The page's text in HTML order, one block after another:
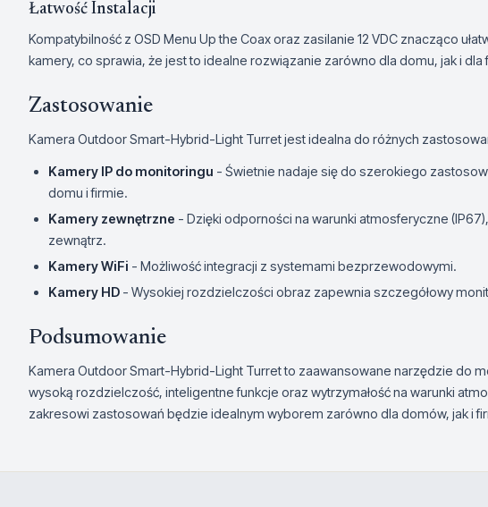
Łatwość Instalacji
Kompatybilność z OSD Menu Up the Coax oraz zasilanie 12 VDC znacząco
kamery, co sprawia, że jest to idealne rozwiązanie zarówno dla domu, jak i dla
Zastosowanie
Kamera Outdoor Smart-Hybrid-Light Turret jest idealna do różnych
Kamery IP do monitoringu - Świetnie nadaje się do szerokiego
domu i firmie.
Kamery zewnętrzne - Dzięki odporności na warunki atmosferyczne
zewnątrz.
Kamery WiFi - Możliwość integracji z systemami bezprzewodowymi.
Kamery HD - Wysokiej rozdzielczości obraz zapewnia szczegółowy
Podsumowanie
Kamera Outdoor Smart-Hybrid-Light Turret to zaawansowane narzędzie do
wysoką rozdzielczość, inteligentne funkcje oraz wytrzymałość na warunki
zakresowi zastosowań będzie idealnym wyborem zarówno dla domów, jak i